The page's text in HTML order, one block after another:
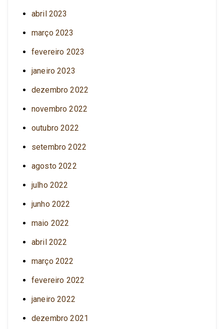
abril 2023
março 2023
fevereiro 2023
janeiro 2023
dezembro 2022
novembro 2022
outubro 2022
setembro 2022
agosto 2022
julho 2022
junho 2022
maio 2022
abril 2022
março 2022
fevereiro 2022
janeiro 2022
dezembro 2021